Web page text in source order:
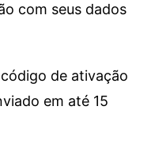
com seus dados
de ativação
em até 15